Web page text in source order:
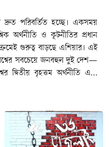
দ্রুত পরিবর্তিত হচ্ছে। একসময়
অর্থনীতি ও কূটনীতির প্রধান
গুরুত্ব বাড়ছে এশিয়ার। এই
সবচেয়ে জনবহুল দুই দেশ—
দ্বিতীয় বৃহত্তম অর্থনীতি এবং
প্রভাবের কারণে ভারত
হিসেবে উঠে আসছে।তবে প্রশ্ন
ক্ষমতার ভারসাম্যে ভারত